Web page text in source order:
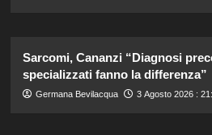
Sarcomi, Cananzi “Diagnosi
specializzati fanno la differenza”
Germana Bevilacqua 3 Agosto 2026 :